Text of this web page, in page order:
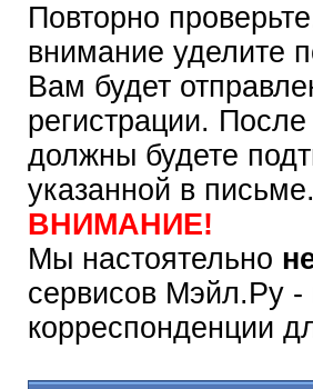
Повторно
внимание уделите
Вам будет
регистрации.
должны будете
указанной в письме.
ВНИМАНИЕ!
Мы настоятельно
сервисов Мэйл.Ру -
корреспонденции